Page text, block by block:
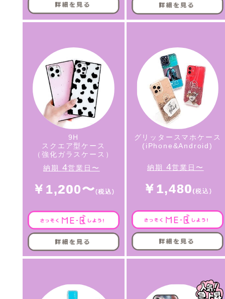
9H
スクエア型ケース
（強化ガラスケース）
納期 4営業日〜
￥1,200〜
グリッタースマホケース
(iPhone&Android)
納期 4営業日〜
￥1,480